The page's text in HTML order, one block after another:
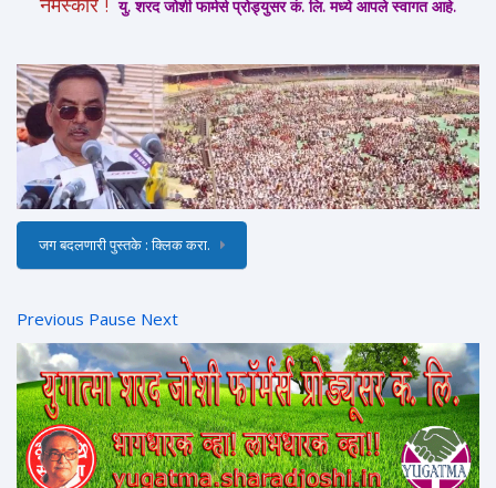
नमस्कार ! यु. शरद जोशी फार्मर्स प्रोड्युसर कं. लि. मध्ये आपले स्वागत आहे.
जग बदलणारी पुस्तके : क्लिक करा.
Previous Pause Next